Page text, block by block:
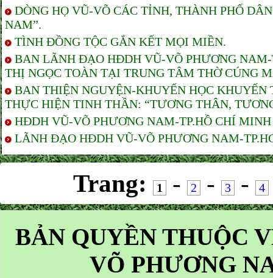
DÒNG HỌ VŨ-VÕ CÁC TỈNH, THÀNH PHỐ
NAM”.
TÌNH ĐỒNG TỘC GẮN KẾT MỌI MIỀN.
BAN LÃNH ĐẠO HĐDH VŨ-VÕ PHƯƠNG
THỊ NGỌC TOÀN TẠI TRUNG TÂM THỜ CÚNG
BAN THIỆN NGUYỆN-KHUYẾN HỌC
THỰC HIỆN TINH THẦN: “TƯƠNG THÂN,
HĐDH VŨ-VÕ PHƯƠNG NAM-TP.HỒ CHÍ
LÃNH ĐẠO HĐDH VŨ-VÕ PHƯƠNG NAM-
Trang: 1 - 2 - 3 - 4
BẢN QUYỀN THUỘC
VÕ PHƯƠNG